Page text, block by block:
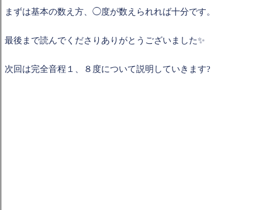
まずは基本の数え方、◯度が数えられれば十分です。
最後まで読んでくださりありがとうございました✨
次回は完全音程１、８度について説明していきます?